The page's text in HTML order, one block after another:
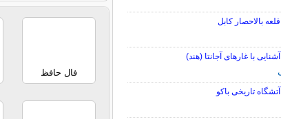
قلعه بالاحصار کابل
آشنایی با غارهای آجانتا (هند)
آتشگاه تاریخی باکو
فال حافظ